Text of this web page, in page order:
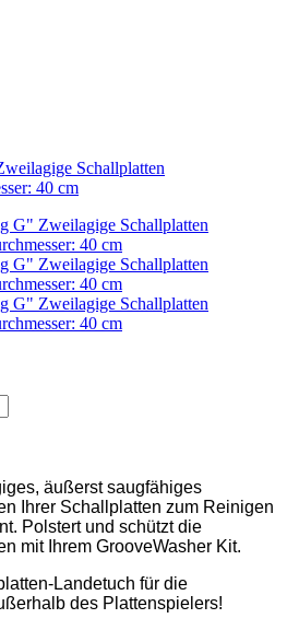
äußerst saugfähiges
Ihrer Schallplatten zum Reinigen
Polstert und schützt die
mit Ihrem GrooveWasher Kit.
Landetuch für die
des Plattenspielers!